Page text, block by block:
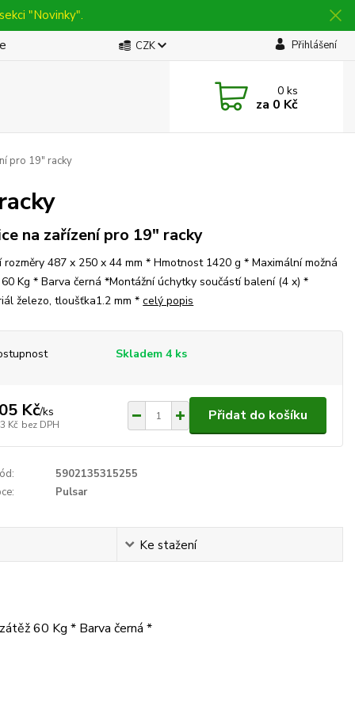
"Novinky".
CZK Přihlášení
0 ks
za 0 Kč
pro 19" racky
na zařízení pro 19" racky
rozměry 487 x 250 x 44 mm * Hmotnost 1420 g * Maximální možná
60 Kg * Barva černá *Montážní úchytky součástí balení (4 x) *
železo, tloušťka1.2 mm *celý popis
Skladem 4 ks
Kč/ks
Kč bez DPH
Přidat do košíku
5902135315255
Pulsar
Ke stažení
60 Kg * Barva černá *